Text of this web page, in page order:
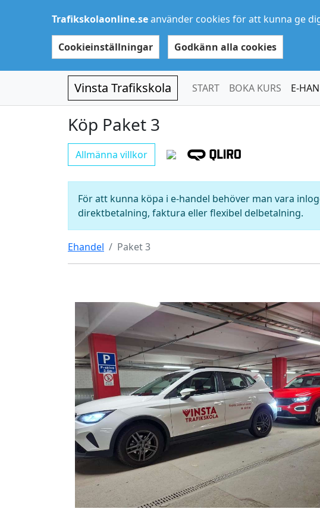
Trafikskolaonline.seanvänder cookies för att kunna ge
Cookieinställningar Godkänn alla cookies
Vinsta Trafikskola START BOKA KURS E-
Köp Paket 3
Allmänna villkor
För att kunna köpa i e-handel behöver man vara
direktbetalning, faktura eller flexibel delbetalning.
Ehandel Paket 3